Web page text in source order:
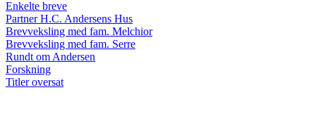
Enkelte breve
Partner H.C. Andersens Hus
Brevveksling med fam. Melchior
Brevveksling med fam. Serre
Rundt om Andersen
Forskning
Titler oversat